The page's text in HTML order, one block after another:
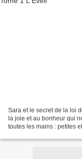
Sara et le secret de la loi
la joie et au bonheur qui
toutes les mains : petites